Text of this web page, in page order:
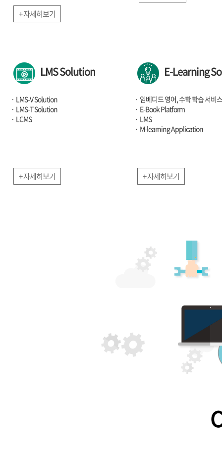
+ 자세히보기
LMS Solution
LMS-V Solution
LMS-T Solution
LCMS
+ 자세히보기
E-Learning
임베디드 영어, 수학 학습 서비스
E-Book Platform
LMS
M-learning Application
+ 자세히보기